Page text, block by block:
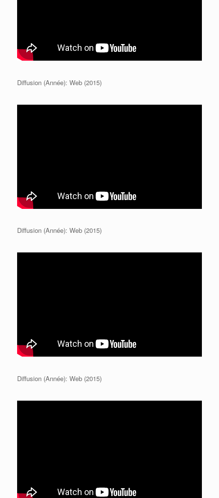
Diffusion (Année): Web (2015)
Diffusion (Année): Web (2015)
Diffusion (Année): Web (2015)